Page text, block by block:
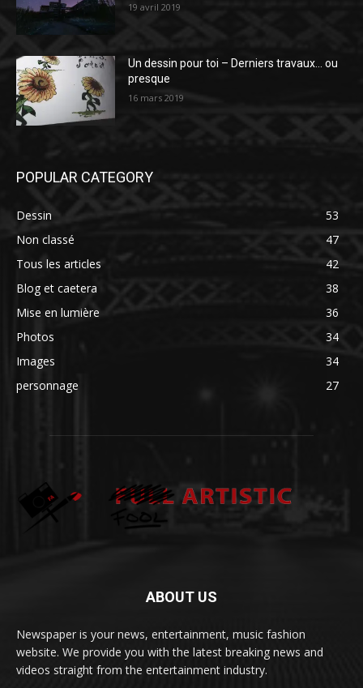
19 avril 2019
Un dessin pour toi – Derniers travaux… ou
presque
16 mars 2019
POPULAR CATEGORY
Dessin
53
Non classé
47
Tous les articles
42
Blog et caetera
38
Mise en lumière
36
Photos
34
Images
34
personnage
27
ABOUT US
Newspaper is your news, entertainment, music fashion
website. We provide you with the latest breaking news and
videos straight from the entertainment industry.